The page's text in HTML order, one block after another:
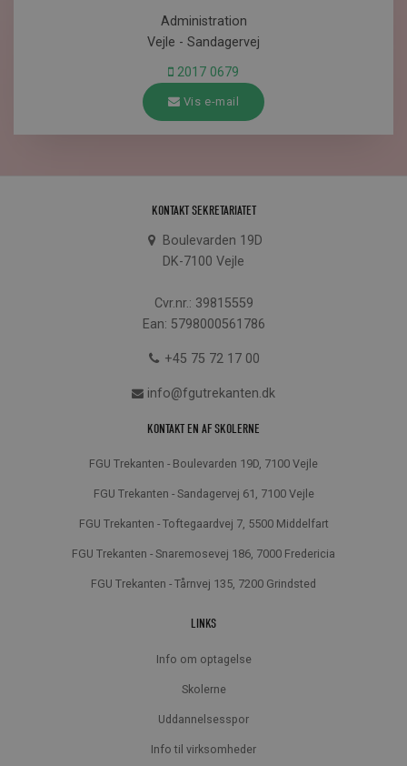
Administration
Vejle - Sandagervej
2017 0679
Vis e-mail
KONTAKT SEKRETARIATET
Boulevarden 19D
DK-7100 Vejle
Cvr.nr.: 39815559
Ean: 5798000561786
+45 75 72 17 00
info@fgutrekanten.dk
KONTAKT EN AF SKOLERNE
FGU Trekanten - Boulevarden 19D, 7100 Vejle
FGU Trekanten - Sandagervej 61, 7100 Vejle
FGU Trekanten - Toftegaardvej 7, 5500 Middelfart
FGU Trekanten - Snaremosevej 186, 7000 Fredericia
FGU Trekanten - Tårnvej 135, 7200 Grindsted
LINKS
Info om optagelse
Skolerne
Uddannelsesspor
Info til virksomheder